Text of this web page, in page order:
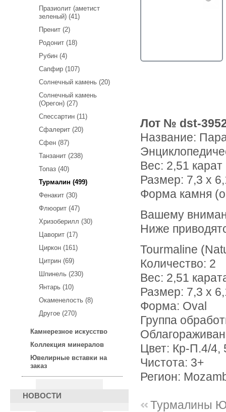
Празиолит (аметист
зеленый) (41)
Пренит (2)
Родонит (18)
Рубин (4)
Сапфир (107)
Солнечный камень (20)
Солнечный камень
(Орегон) (27)
Спессартин (11)
Сфалерит (20)
Сфен (87)
Танзанит (238)
Топаз (40)
Турмалин (499)
Фенакит (30)
Флюорит (47)
Хризоберилл (30)
Цаворит (17)
Циркон (161)
Цитрин (69)
Шпинель (230)
Янтарь (10)
Окаменелость (8)
Другое (270)
Камнерезное искусство
Коллекция минералов
Ювелирные вставки на
заказ
НОВОСТИ
Лот № dst-
Название:
Вес: 2,51 карат
Размер: 7,3 х
Форма камня
Вашему вниманию предлагается пара рубеллитов турмалинов!
Ниже
Tourmaline
Количество: 2
Вес: 2,51
Размер: 7,3 х
Форма: Oval
Группа
Цвет: Кр-П.4/4,
Чистота: 3+
Регион:
Турмалины